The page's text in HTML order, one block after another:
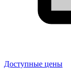
Доступные цены